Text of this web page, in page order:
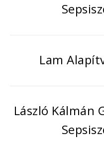
Lam
László Kálmán